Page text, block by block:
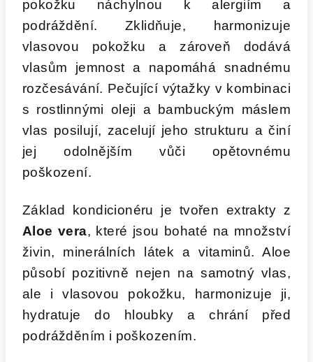
pokožku náchylnou k alergiím a
podráždění. Zklidňuje, harmonizuje
vlasovou pokožku a zároveň dodává
vlasům jemnost a napomáhá snadnému
rozčesávání. Pečující výtažky v kombinaci
s rostlinnými oleji a bambuckým máslem
vlas posilují, zacelují jeho strukturu a činí
jej odolnějším vůči opětovnému
poškození.
Základ kondicionéru je tvořen extrakty z
Aloe vera, které jsou bohaté na množství
živin, minerálních látek a vitaminů. Aloe
působí pozitivně nejen na samotný vlas,
ale i vlasovou pokožku, harmonizuje ji,
hydratuje do hloubky a chrání před
podrážděním i poškozením.